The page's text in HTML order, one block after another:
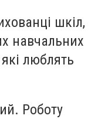
шкіл,
навчальних
які люблять
Роботу